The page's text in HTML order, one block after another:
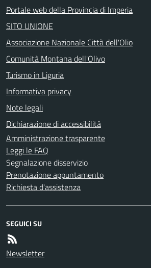
Portale web della Provincia di Imperia
SITO UNIONE
Associazione Nazionale Città dell'Olio
Comunità Montana dell'Olivo
Turismo in Liguria
Informativa privacy
Note legali
Dichiarazione di accessibilità
Amministrazione trasparente
Leggi le FAQ
Segnalazione disservizio
Prenotazione appuntamento
Richiesta d'assistenza
SEGUICI SU
Newsletter